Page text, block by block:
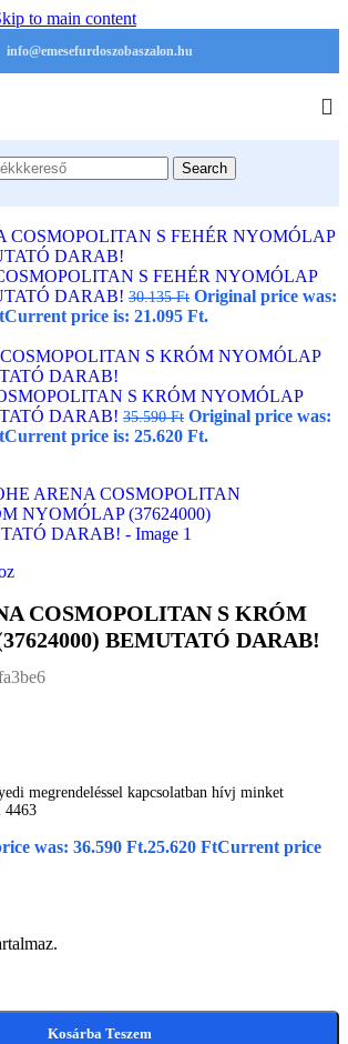
to main content
info@emesefurdoszobaszalon.hu
Search
S FEHÉR NYOMÓLAP
DARAB! 30.135Ft Original price was:
Current price is: 21.095 Ft.
S KRÓM NYOMÓLAP
DARAB! 35.590Ft Original price was:
Current price is: 25.620 Ft.
COSMOPOLITAN S KRÓM
BEMUTATÓ DARAB!
megrendeléssel kapcsolatban hívj minket
4463
was: 36.590 Ft.25.620 FtCurrent price
Kosárba Teszem